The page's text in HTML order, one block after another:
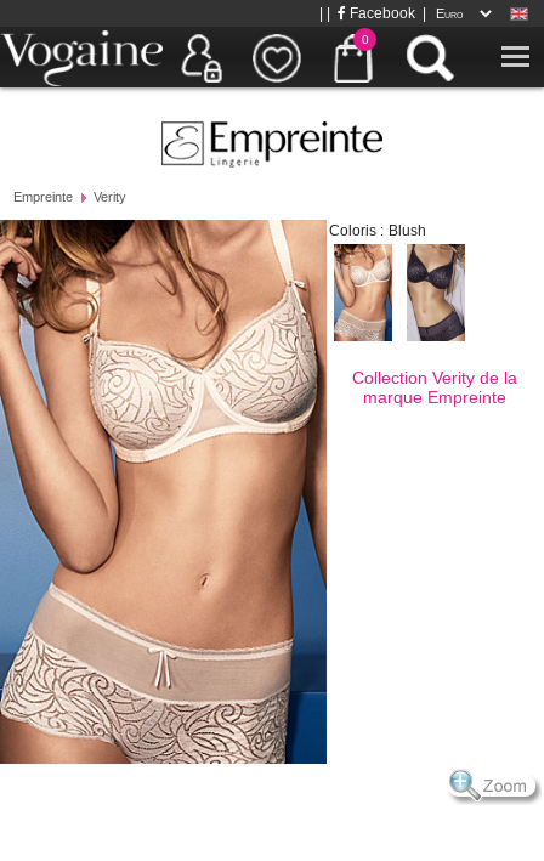
0
Facebook
Empreinte Verity
Coloris : Blush
Collection Verity de la
marque Empreinte